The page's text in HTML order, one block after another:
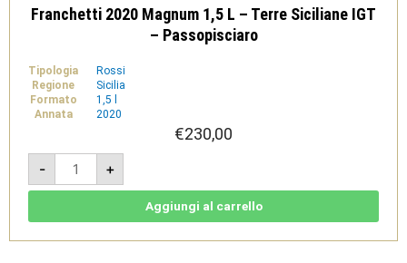
Franchetti 2020 Magnum 1,5 L – Terre Siciliane IGT
– Passopisciaro
Tipologia
Rossi
Regione
Sicilia
Formato
1,5 l
Annata
2020
€230,00
-
Franchetti
2020
Magnum
1,5
Siciliane
+
Aggiungi al carrello